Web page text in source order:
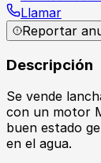
Llamar
Reportar
Descripción
Se vende
con un motor
buen estado
en el agua.